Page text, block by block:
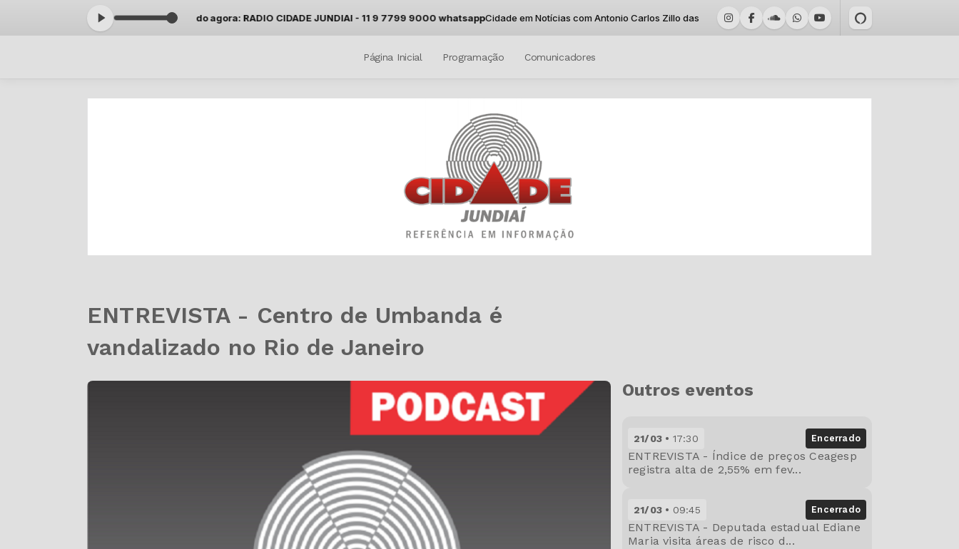
Carlos Zillo das 10:00 às 11:29 -Tocando agora: RADIO CIDADE JUNDIAI - 11 9 7799 9000 whatsappCidade em Notícias com Antonio Carlos Zillo das 10:00 às 11:29 -Tocando agora: RADIO CIDADE JUNDIAI -
Página Inicial Programação Comunicadores
ENTREVISTA - Centro de Umbanda é
vandalizado no Rio de Janeiro
Outros eventos
21/03 17:30 Encerrado
ENTREVISTA - Índice de preços Ceagesp
registra alta de 2,55% em fev...
21/03 09:45 Encerrado
ENTREVISTA - Deputada estadual Ediane
Maria visita áreas de risco d...